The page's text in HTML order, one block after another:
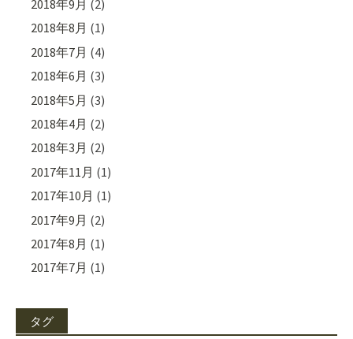
2018年9月 (2)
2018年8月 (1)
2018年7月 (4)
2018年6月 (3)
2018年5月 (3)
2018年4月 (2)
2018年3月 (2)
2017年11月 (1)
2017年10月 (1)
2017年9月 (2)
2017年8月 (1)
2017年7月 (1)
タグ